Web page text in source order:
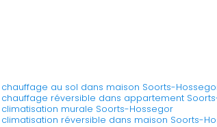
au sol dans maison Soorts-
réversible dans appartement
murale Soorts-Hossegor
réversible dans maison Soorts-